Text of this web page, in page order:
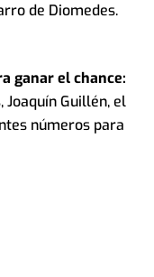
de Diomedes.
ganar el chance:
Joaquín Guillén, el
números para